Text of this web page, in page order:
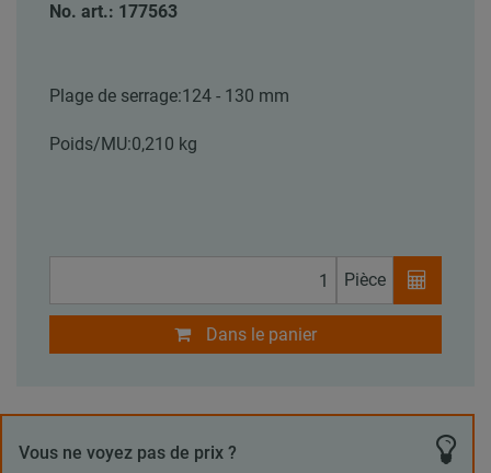
No. art.: 177563
Plage de serrage:124 - 130 mm
Poids/MU:0,210 kg
Pièce
Dans le panier
Vous ne voyez pas de prix ?